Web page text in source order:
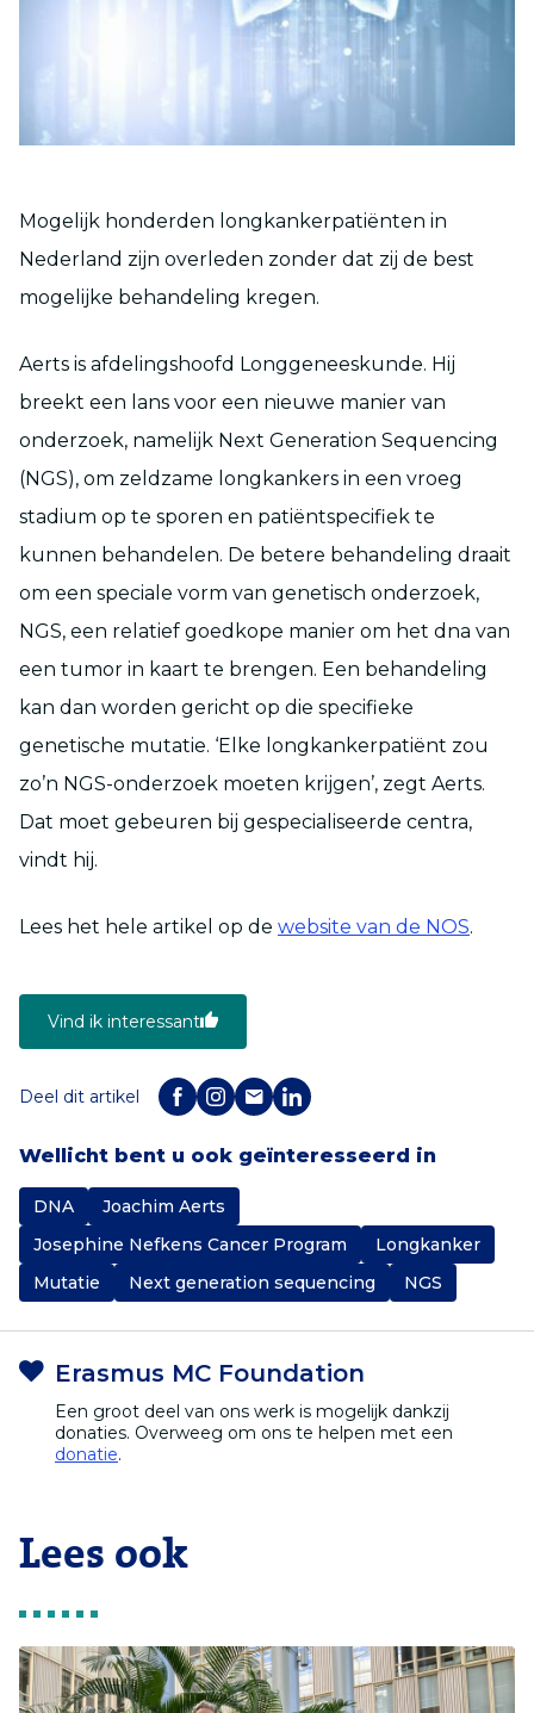
Mogelijk honderden longkankerpatiënten in
Nederland zijn overleden zonder dat zij de best
mogelijke behandeling kregen.
Aerts is afdelingshoofd Longgeneeskunde. Hij
breekt een lans voor een nieuwe manier van
onderzoek, namelijk Next Generation Sequencing
(NGS), om zeldzame longkankers in een vroeg
stadium op te sporen en patiëntspecifiek te
kunnen behandelen. De betere behandeling draait
om een speciale vorm van genetisch onderzoek,
NGS, een relatief goedkope manier om het dna van
een tumor in kaart te brengen. Een behandeling
kan dan worden gericht op die specifieke
genetische mutatie. ‘Elke longkankerpatiënt zou
zo’n NGS-onderzoek moeten krijgen’, zegt Aerts.
Dat moet gebeuren bij gespecialiseerde centra,
vindt hij.
Lees het hele artikel op de website van de NOS.
Vind ik interessant
Deel dit artikel
Wellicht bent u ook geïnteresseerd in
DNA
Joachim Aerts
Josephine Nefkens Cancer Program
Longkanker
Mutatie
Next generation sequencing NGS
Erasmus MC Foundation
Een groot deel van ons werk is mogelijk dankzij
donaties. Overweeg om ons te helpen met een
donatie.
Lees ook